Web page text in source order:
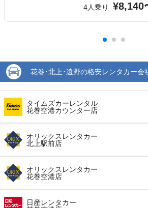
4人乗り
¥8,140
花巻･北上･遠野の格安レンタカー会
タイムズカーレンタル
花巻空港カウンター店
営業時間 毎日 08:30 ～ 18:00
アクセス 花巻空港より徒歩で約1分
住所 花巻市東宮野目2-53
オリックスレンタカー
北上駅前店
営業時間 毎日 08:30 ～ 19:00
アクセス 北上駅より徒歩で約2分（
住所 北上市大通り１丁目１番１
オリックスレンタカー
花巻空港店
営業時間
日産レンタカー